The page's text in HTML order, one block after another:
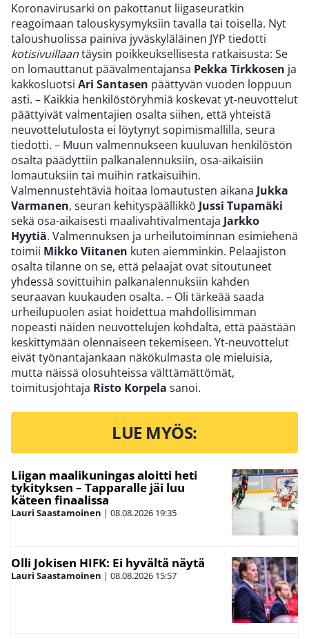
Koronavirusarki on pakottanut liigaseuratkin
reagoimaan talouskysymyksiin tavalla tai toisella. Nyt
taloushuolissa painiva jyväskyläläinen JYP tiedotti
kotisivuillaantäysin poikkeuksellisesta ratkaisusta: Se
on lomauttanut päävalmentajansa Pekka Tirkkosen ja
kakkosluotsi Ari Santasen päättyvän vuoden loppuun
asti. – Kaikkia henkilöstöryhmiä koskevat yt-neuvottelut
päättyivät valmentajien osalta siihen, että yhteistä
neuvottelutulosta ei löytynyt sopimismallilla, seura
tiedotti. – Muun valmennukseen kuuluvan henkilöstön
osalta päädyttiin palkanalennuksiin, osa-aikaisiin
lomautuksiin tai muihin ratkaisuihin.
Valmennustehtäviä hoitaa lomautusten aikana Jukka
Varmanen, seuran kehityspäällikkö Jussi Tupamäki
sekä osa-aikaisesti maalivahtivalmentaja Jarkko
Hyytiä. Valmennuksen ja urheilutoiminnan esimiehenä
toimii Mikko Viitanen kuten aiemminkin. Pelaajiston
osalta tilanne on se, että pelaajat ovat sitoutuneet
yhdessä sovittuihin palkanalennuksiin kahden
seuraavan kuukauden osalta. – Oli tärkeää saada
urheilupuolen asiat hoidettua mahdollisimman
nopeasti näiden neuvottelujen kohdalta, että päästään
keskittymään olennaiseen tekemiseen. Yt-neuvottelut
eivät työnantajankaan näkökulmasta ole mieluisia,
mutta näissä olosuhteissa välttämättömät,
toimitusjohtaja Risto Korpela sanoi.
LUE MYÖS:
Liigan maalikuningas aloitti heti
tykityksen – Tapparalle jäi luu
käteen finaalissa
Lauri Saastamoinen | 08.08.2026 19:35
Olli Jokisen HIFK: Ei hyvältä näytä
Lauri Saastamoinen | 08.08.2026 15:57